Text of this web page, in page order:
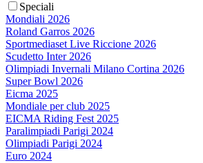
Speciali
Mondiali 2026
Roland Garros 2026
Sportmediaset Live Riccione 2026
Scudetto Inter 2026
Olimpiadi Invernali Milano Cortina 2026
Super Bowl 2026
Eicma 2025
Mondiale per club 2025
EICMA Riding Fest 2025
Paralimpiadi Parigi 2024
Olimpiadi Parigi 2024
Euro 2024